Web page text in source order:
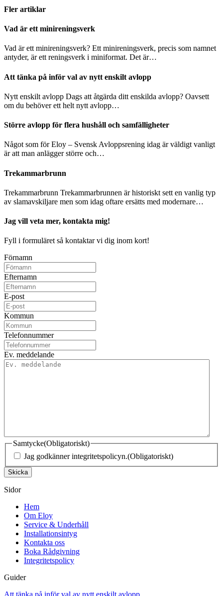
Fler artiklar
Vad är ett minireningsverk
Vad är ett minireningsverk? Ett minireningsverk, precis som namnet
antyder, är ett reningsverk i miniformat. Det är…
Att tänka på inför val av nytt enskilt avlopp
Nytt enskilt avlopp Dags att åtgärda ditt enskilda avlopp? Oavsett
om du behöver ett helt nytt avlopp…
Större avlopp för flera hushåll och samfälligheter
Något som för Eloy – Svensk Avloppsrening idag är väldigt vanligt
är att man anlägger större och…
Trekammarbrunn
Trekammarbrunn Trekammarbrunnen är historiskt sett en vanlig typ
av slamavskiljare men som idag oftare ersätts med modernare…
Jag vill veta mer, kontakta mig!
Fyll i formuläret så kontaktar vi dig inom kort!
Förnamn
Efternamn
E-post
Kommun
Telefonnummer
Ev. meddelande
Samtycke(Obligatoriskt)
Jag godkänner integritetspolicyn.(Obligatoriskt)
Skicka
Sidor
Hem
Om Eloy
Service & Underhåll
Installationsintyg
Kontakta oss
Boka Rådgivning
Integritetspolicy
Guider
Att tänka på inför val av nytt enskilt avlopp